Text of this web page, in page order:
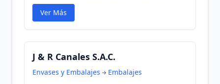
Ver Más
J & R Canales S.A.C.
Envases y Embalajes
Embalajes